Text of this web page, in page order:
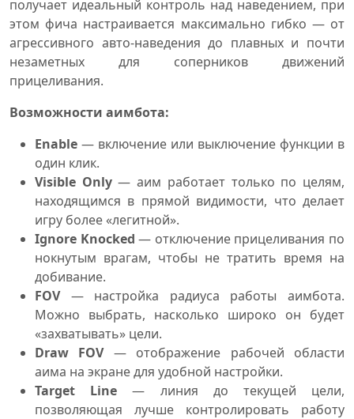
получает идеальный контроль над наведением, при
этом фича настраивается максимально гибко — от
агрессивного авто-наведения до плавных и почти
незаметных для соперников движений
прицеливания.
Возможности аимбота:
Enable — включение или выключение функции в
один клик.
Visible Only— аим работает только по целям,
находящимся в прямой видимости, что делает
игру более «легитной».
Ignore Knocked — отключение прицеливания по
нокнутым врагам, чтобы не тратить время на
добивание.
FOV— настройка радиуса работы аимбота.
Можно выбрать, насколько широко он будет
«захватывать» цели.
Draw FOV— отображение рабочей области
аима на экране для удобной настройки.
Target Line — линия до текущей цели,
позволяющая лучше контролировать работу